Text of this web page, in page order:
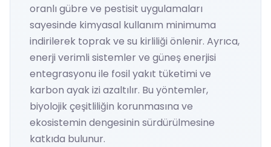
oranlı gübre ve pestisit uygulamaları
sayesinde kimyasal kullanım minimuma
indirilerek toprak ve su kirliliği önlenir. Ayrıca,
enerji verimli sistemler ve güneş enerjisi
entegrasyonu ile fosil yakıt tüketimi ve
karbon ayak izi azaltılır. Bu yöntemler,
biyolojik çeşitliliğin korunmasına ve
ekosistemin dengesinin sürdürülmesine
katkıda bulunur.